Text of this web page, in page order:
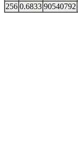
256 0.6833 90540792